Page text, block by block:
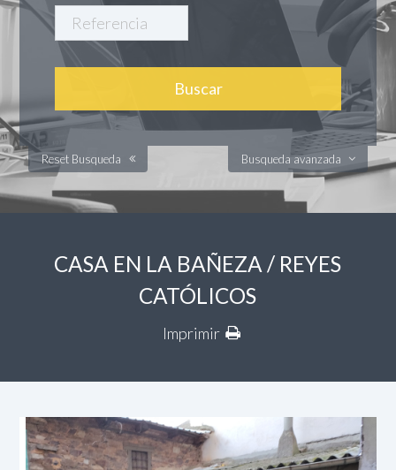
Busqueda avanzada
Reset Busqueda
CASA EN LA BAÑEZA / REYES
CATÓLICOS
Imprimir